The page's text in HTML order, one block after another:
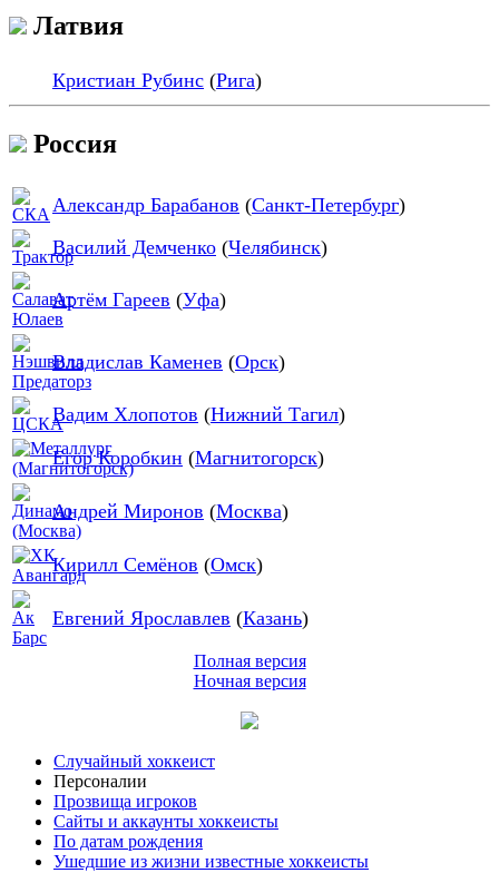
Латвия
Кристиан Рубинс (Рига)
Россия
Александр Барабанов (Санкт-Петербург)
Василий Демченко (Челябинск)
Артём Гареев (Уфа)
Владислав Каменев (Орск)
Вадим Хлопотов (Нижний Тагил)
Егор Коробкин (Магнитогорск)
Андрей Миронов (Москва)
Кирилл Семёнов (Омск)
Евгений Ярославлев (Казань)
Полная версия
Ночная версия
Случайный хоккеист
Персоналии
Прозвища игроков
Сайты и аккаунты хоккеисты
По датам рождения
Ушедшие из жизни известные хоккеисты